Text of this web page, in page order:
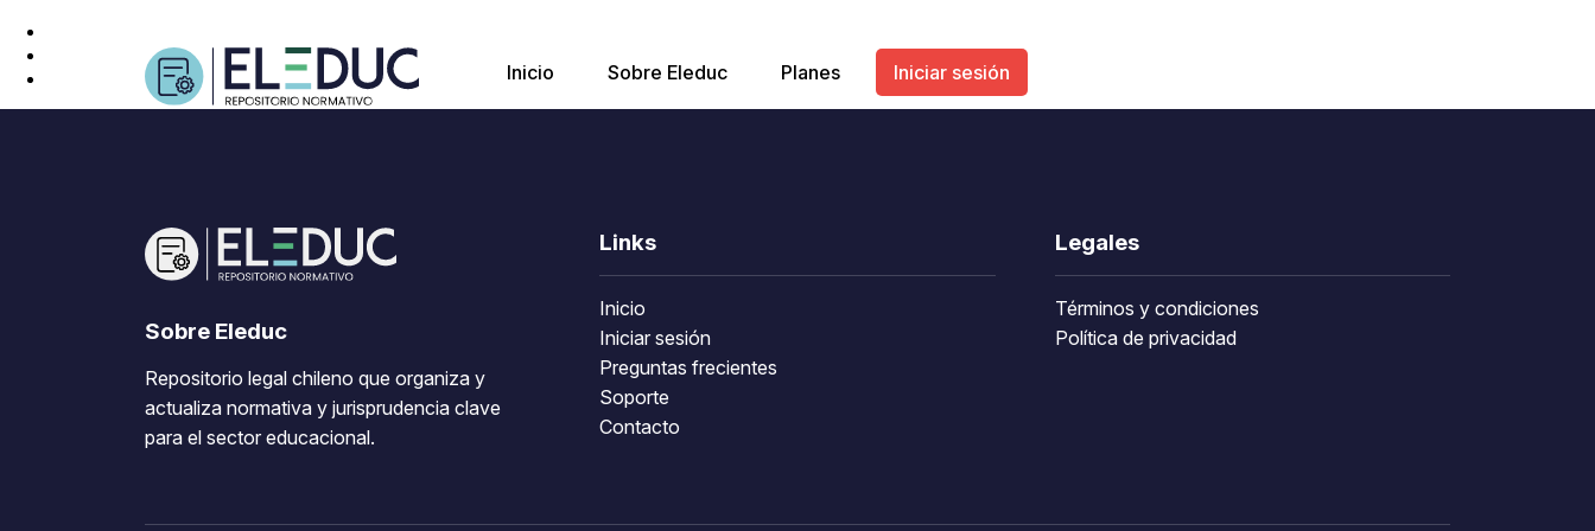
Inicio Sobre Eleduc Planes Iniciar sesión
Sobre Eleduc
Repositorio legal chileno que organiza y
actualiza normativa y jurisprudencia clave
para el sector educacional.
Links
Inicio
Iniciar sesión
Preguntas frecientes
Soporte
Contacto
Legales
Términos y condiciones
Política de privacidad